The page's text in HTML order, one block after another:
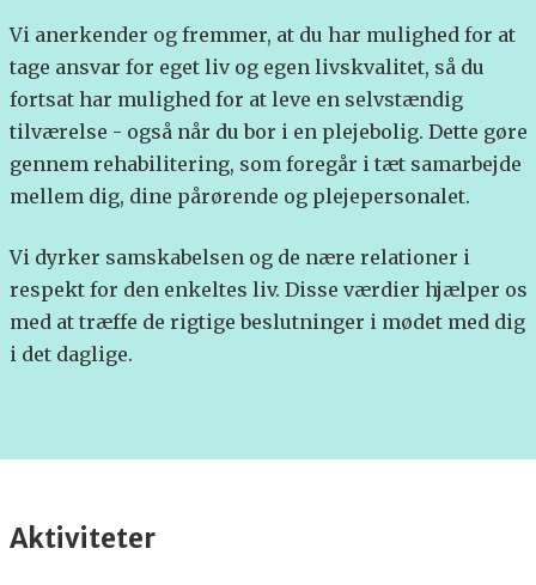
Vi anerkender og fremmer, at du har mulighed for at
tage ansvar for eget liv og egen livskvalitet, så du
fortsat har mulighed for at leve en selvstændig
tilværelse - også når du bor i en plejebolig. Dette gøre
gennem rehabilitering, som foregår i tæt samarbejde
mellem dig, dine pårørende og plejepersonalet.
Vi dyrker samskabelsen og de nære relationer i
respekt for den enkeltes liv. Disse værdier hjælper os
med at træffe de rigtige beslutninger i mødet med dig
i det daglige.
Aktiviteter